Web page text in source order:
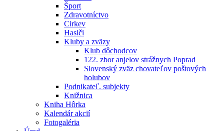
Šport
Zdravotníctvo
Cirkev
Hasiči
Kluby a zväzy
Klub dôchodcov
122. zbor anjelov strážnych Poprad
Slovenský zväz chovateľov poštových
holubov
Podnikateľ. subjekty
Knižnica
Kniha Hôrka
Kalendár akcií
Fotogaléria